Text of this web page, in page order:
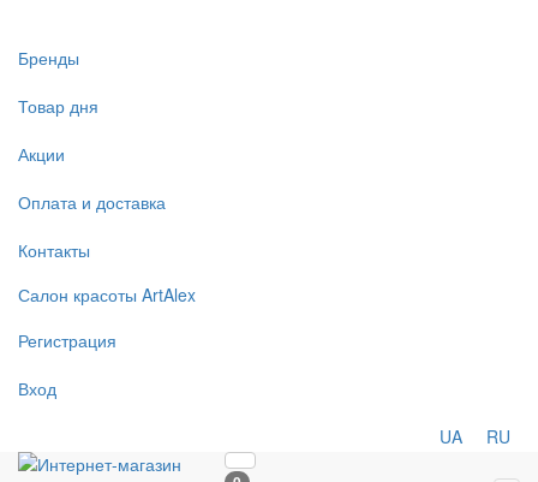
Бренды
Товар дня
Акции
Оплата и доставка
Контакты
Салон красоты ArtAlex
Регистрация
Вход
UA RU